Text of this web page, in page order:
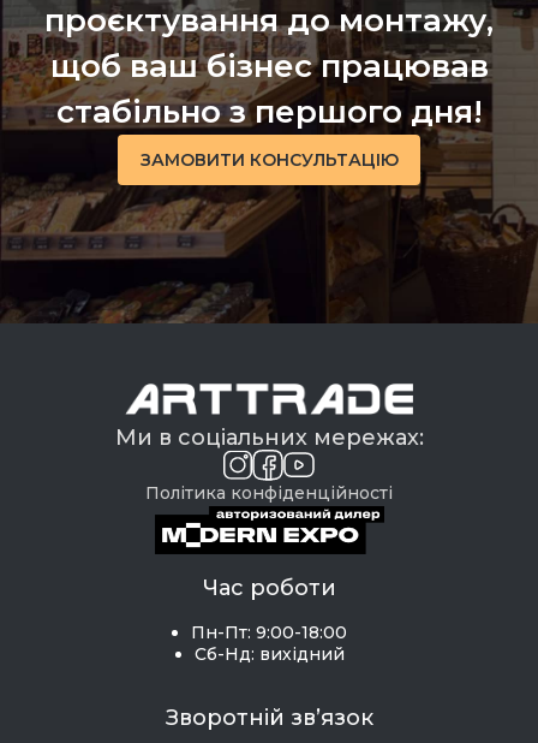
проєктування до монтажу,
щоб ваш бізнес працював
стабільно з першого дня!
ЗАМОВИТИ КОНСУЛЬТАЦІЮ
Ми в соціальних мережах:
Політика конфіденційності
Час роботи
Пн-Пт: 9:00-18:00
Сб-Нд: вихідний
Зворотній зв’язок